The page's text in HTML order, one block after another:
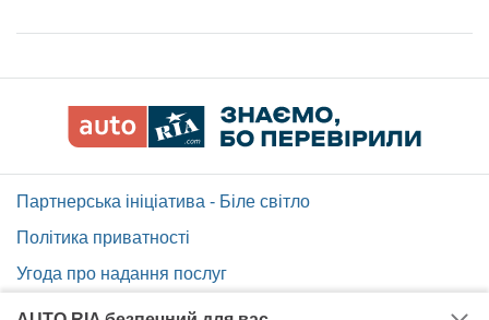
Партнерська ініціатива - Біле світло
Політика приватності
Угода про надання послуг
Допомога по сайту AUTO.RIA